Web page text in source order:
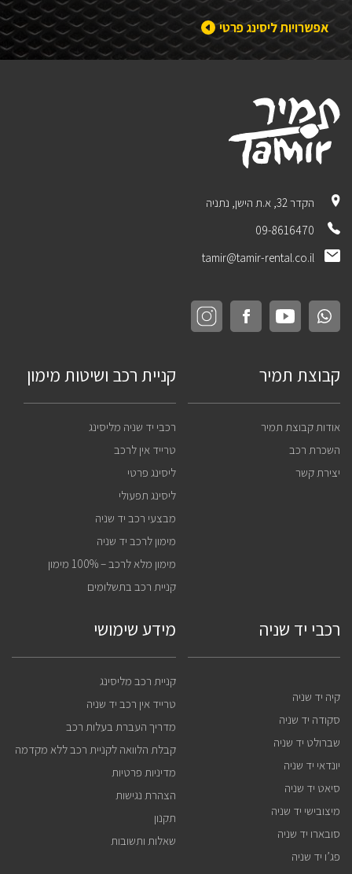
אפשרויות ליסינג פרטי
קבוצת תמיר
אודות קבוצת תמיר
השכרת רכב
יצירת קשר
קניית רכב ושיטות מימון
רכבי יד שניה מליסינג
טרייד אין לרכב
ליסינג פרטי
ליסינג תפעולי
מבצעי רכב יד שניה
מימון לרכב יד שניה
מימון מלא לרכב – 100% מימון
קניית רכב בתשלומים
רכבי יד שניה
קיה יד שניה
סקודה יד שניה
שברולט יד שניה
יונדאי יד שניה
סיאט יד שניה
מיצובישי יד שניה
סובארו יד שניה
פג’ו יד שניה
מידע שימושי
קניית רכב מליסינג
טרייד אין רכב יד שניה
מדריך העברת בעלות רכב
קבלת הלוואה לקניית רכב ללא מקדמה
מדיניות פרטיות
הצהרת נגישות
תקנון
שאלות ותשובות
הקדר 32, א.ת הישן, נתניה
tamir@tamir-rental.co.il